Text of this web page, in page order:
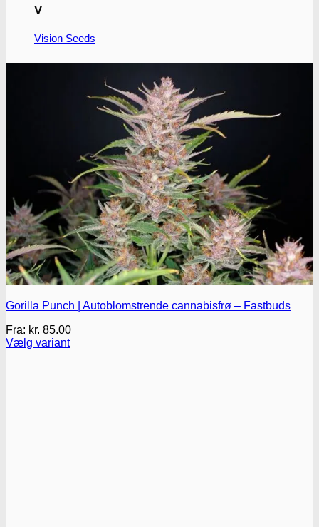
V
Vision Seeds
World of Seeds
Gorilla Punch | Autoblomstrende cannabisfrø – Fastbuds
Fra: kr. 85.00
Vælg variant